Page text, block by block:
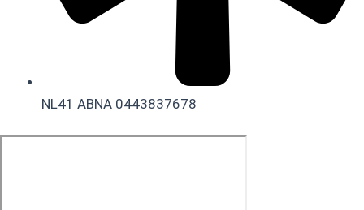
NL41 ABNA 0443837678